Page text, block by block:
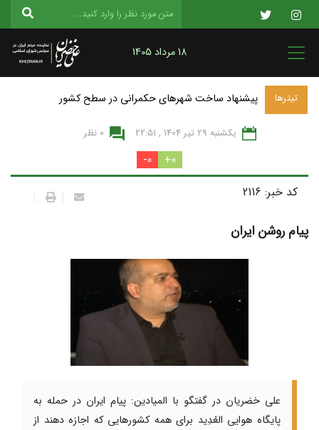
18 مرداد 1405
تیترها پیشنهاد ساخت شهرهای حکمرانی در سطح کشور
یکشنبه 29 تير 1404 , 22:51 0 نظر
0+
0-
کد خبر: 2116
پیام روشن ایران
علی خضریان در گفتگو با المیادین: پیام ایران در حمله به
پایگاه هوایی العُدِید برای همه کشورهایی که اجازه دهند از